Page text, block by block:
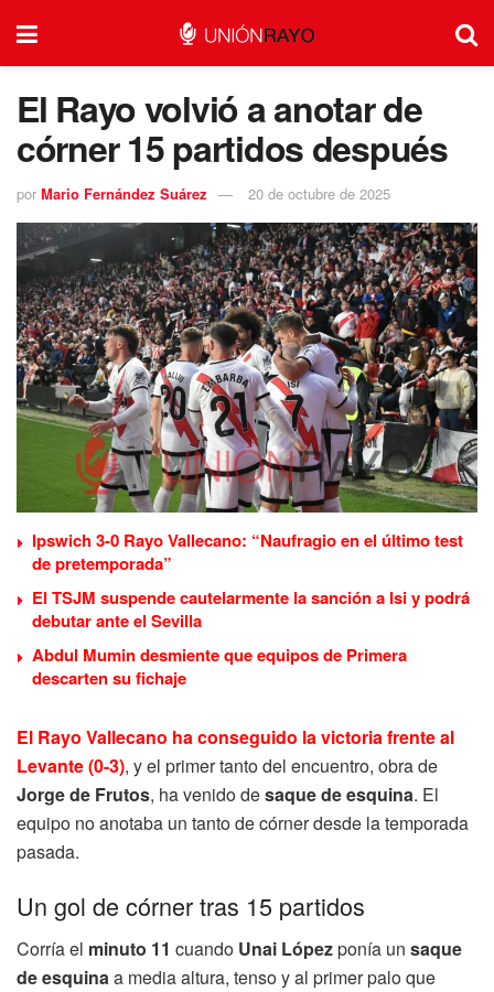
El Rayo volvió a anotar de
córner 15 partidos después
por Mario Fernández Suárez 20 de octubre de 2025
Ipswich 3-0 Rayo Vallecano: “Naufragio en el último test
de pretemporada”
El TSJM suspende cautelarmente la sanción a Isi y podrá
debutar ante el Sevilla
Abdul Mumin desmiente que equipos de Primera
descarten su fichaje
El Rayo Vallecano ha conseguido la victoria frente al
Levante (0-3), y el primer tanto del encuentro, obra de
Jorge de Frutos, ha venido desaque de esquina. El
equipo no anotaba un tanto de córner desde la temporada
pasada.
Un gol de córner tras 15 partidos
Corría el minuto 11 cuando Unai Lópezponía un saque
de esquinaa media altura, tenso y al primer palo que